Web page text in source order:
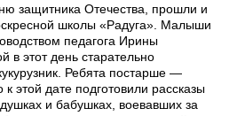
защитника Отечества, прошли и
школы «Радуга». Малыши
педагога Ирины
в этот день старательно
Ребята постарше —
этой дате подготовили рассказы
и бабушках, воевавших за